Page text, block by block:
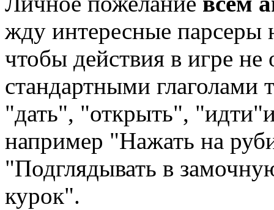
жду интересные парсеры
чтобы действия в игре
стандартными глаголами
"дать", "открыть",
например "Нажать на
"Подглядывать в
курок".